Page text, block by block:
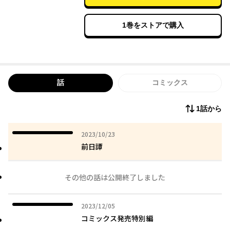
1巻をストアで購入
話 コミックス
1話から
2023/10/23
2023年10月23日
前日譚
その他の話は公開終了しました
2023/12/05
2023年12月05日
コミックス発売特別編